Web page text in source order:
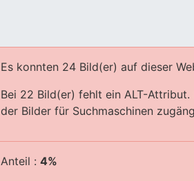
Es konnten 24 Bild(er) auf dieser
Bei 22 Bild(er) fehlt ein ALT-Attribut.
der Bilder für Suchmaschinen
Anteil : 4%